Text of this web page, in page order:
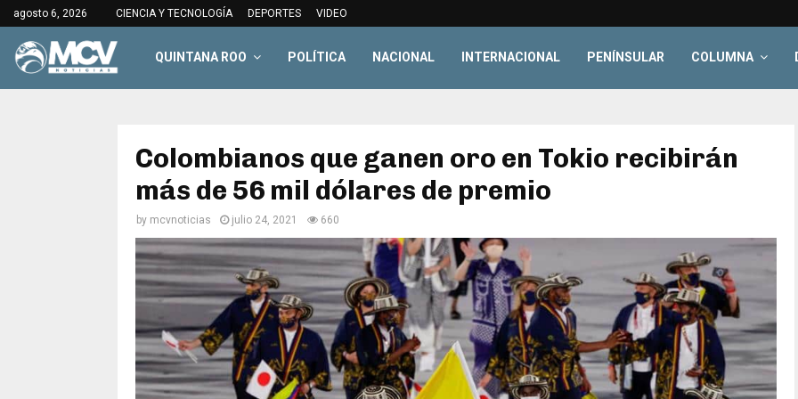
agosto 6, 2026 CIENCIA Y TECNOLOGÍA DEPORTES VIDEO
QUINTANA ROO POLÍTICA NACIONAL INTERNACIONAL PENÍNSULAR COLUMNA
Colombianos que ganen oro en Tokio recibirán
más de 56 mil dólares de premio
by mcvnoticias julio 24, 2021 660